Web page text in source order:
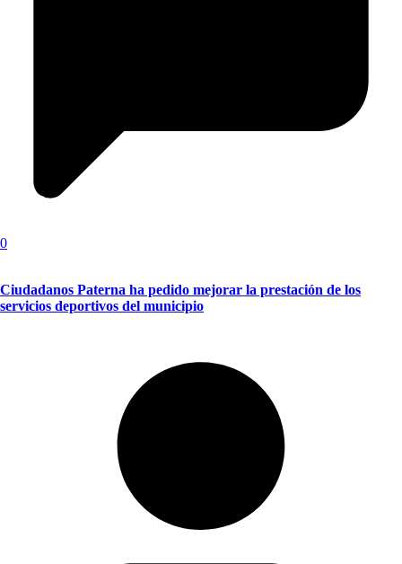
0
Ciudadanos Paterna ha pedido mejorar la prestación de los
servicios deportivos del municipio